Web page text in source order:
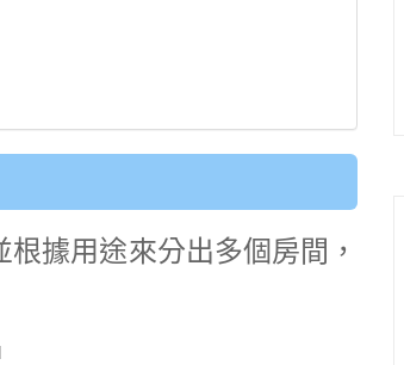
據用途來分出多個房間，